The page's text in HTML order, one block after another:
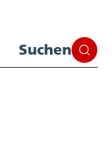
Suchen